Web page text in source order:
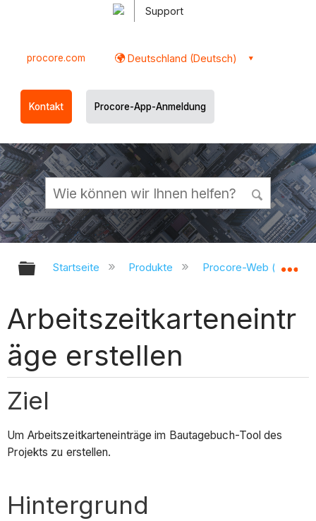
Support
procore.com Deutschland (Deutsch)
Kontakt Procore-App-Anmeldung
Globale Hierarchie auf- und
Startseite Produkte Procore-Web
Arbeitszeitkarteneintr
äge erstellen
Ziel
Um Arbeitszeitkarteneinträge im Bautagebuch-Tool des
Projekts zu erstellen.
Hintergrund